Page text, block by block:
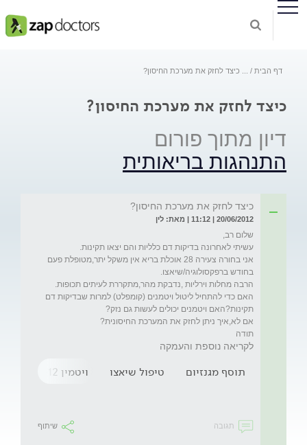
דף הבית כיצד לחזק את מערכת החיסון?
כיצד לחזק את מערכת החיסון?
דיון מתוך פורום
התנהגות בריאותית
כיצד לחזק את מערכת החיסון?
20/06/2012 | 11:12 | מאת: לין
אני בחורה צעירה 28 אוכלת בריא אין משקל יתר,מטופלת פעם
האם כדי להתחיל ליטול ויטמנים (קומפלט) למרות שבדיקות דם
תודה
לקריאה נוספת והעמקה
תוסף מגנזיום טיפול שיאצו ויטמין b12
תגובה שיתוף